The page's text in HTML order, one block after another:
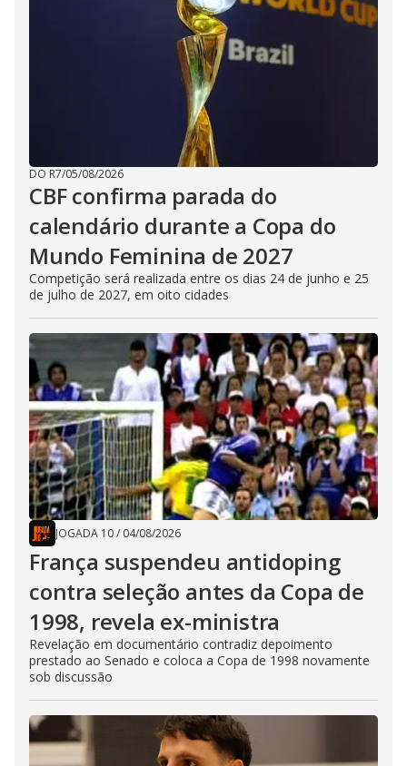
DO R7/05/08/2026
CBF confirma parada do
calendário durante a Copa do
Mundo Feminina de 2027
Competição será realizada entre os dias 24 de junho e 25
de julho de 2027, em oito cidades
JOGADA 10/ 04/08/2026
França suspendeu antidoping
contra seleção antes da Copa de
1998, revela ex-ministra
Revelação em documentário contradiz depoimento
prestado ao Senado e coloca a Copa de 1998 novamente
sob discussão